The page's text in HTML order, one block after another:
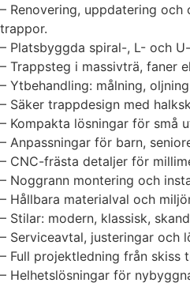
– Renovering, uppdatering
trappor.
– Platsbyggda spiral-, L- och
– Trappsteg i massivträ, faner
– Ytbehandling: målning,
– Säker trappdesign med
– Kompakta lösningar för små
– Anpassningar för barn,
– CNC-frästa detaljer för
– Noggrann montering och
– Hållbara materialval och
– Stilar: modern, klassisk,
– Serviceavtal, justeringar och
– Full projektledning från skiss
– Helhetslösningar för